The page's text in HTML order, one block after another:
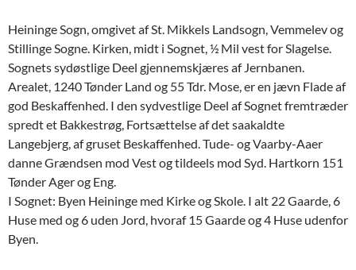
Heininge Sogn, omgivet af St. Mikkels Landsogn, Vemmelev og
Stillinge Sogne. Kirken, midt i Sognet, ½ Mil vest for Slagelse.
Sognets sydøstlige Deel gjennemskjæres af Jernbanen.
Arealet, 1240 Tønder Land og 55 Tdr. Mose, er en jævn Flade af
god Beskaffenhed. I den sydvestlige Deel af Sognet fremtræder
spredt et Bakkestrøg, Fortsættelse af det saakaldte
Langebjerg, af gruset Beskaffenhed. Tude- og Vaarby-Aaer
danne Grændsen mod Vest og tildeels mod Syd. Hartkorn 151
Tønder Ager og Eng.
I Sognet: Byen Heininge med Kirke og Skole. I alt 22 Gaarde, 6
Huse med og 6 uden Jord, hvoraf 15 Gaarde og 4 Huse udenfor
Byen.